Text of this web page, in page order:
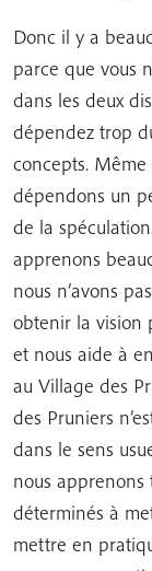
Donc il y a
parce que vous
dans les deux
dépendez trop
concepts.
dépendons un
de la
apprenons
nous n’avons
obtenir la vision
et nous aide à
au Village des
des Pruniers
dans le sens
nous apprenons
déterminés à
mettre en